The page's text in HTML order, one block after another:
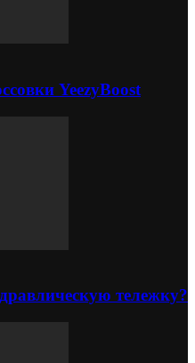
YeezyBoost
тележку?